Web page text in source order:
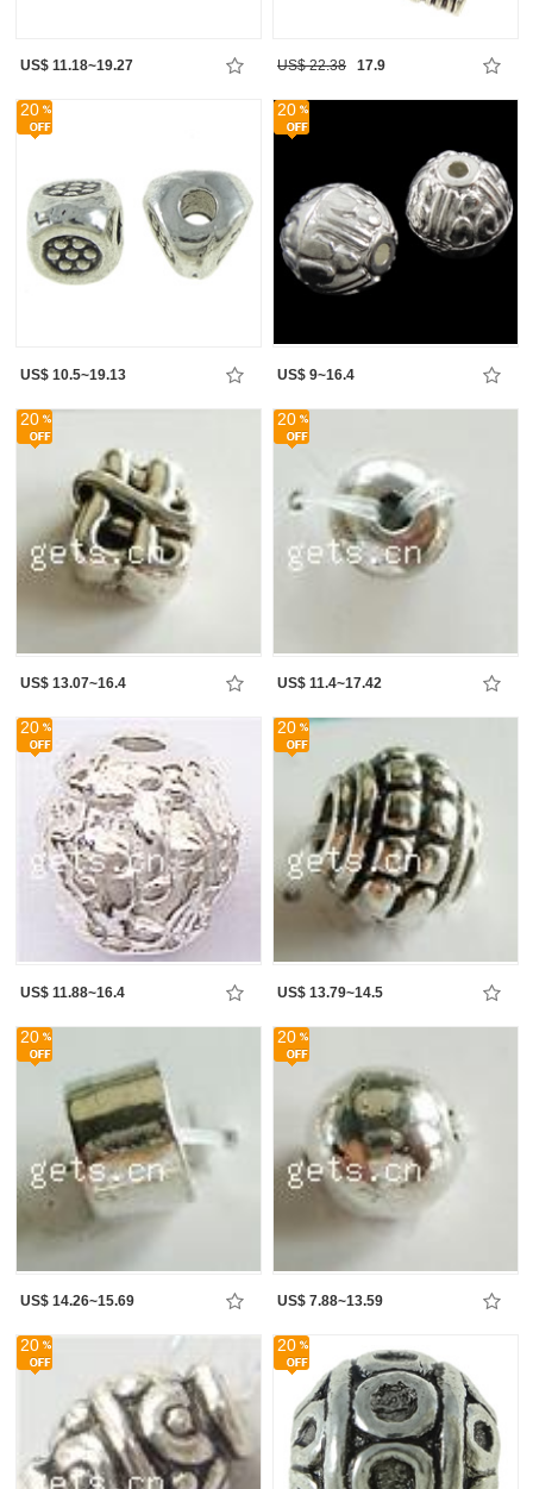
US$ 11.18~19.27 US$ 22.38 17.9
20
US$ 10.5~19.13
20
US$ 9~16.4
20
US$ 13.07~16.4
20
US$ 11.4~17.42
20
US$ 11.88~16.4
20
US$ 13.79~14.5
20
US$ 14.26~15.69
20
US$ 7.88~13.59
20 20